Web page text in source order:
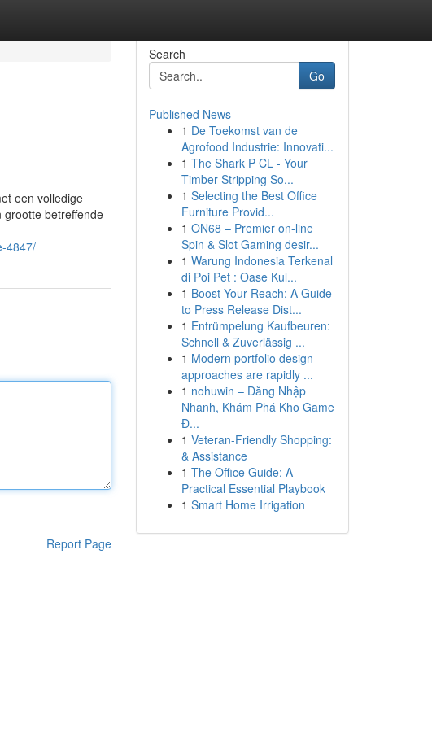
een volledige
grootte betreffende
4847/
Report Page
Search
Go
Published News
1 De Toekomst van de
Agrofood Industrie: Innovati...
1 The Shark P CL - Your
Timber Stripping So...
1 Selecting the Best Office
Furniture Provid...
1 ON68 – Premier on-line
Spin & Slot Gaming desir...
1 Warung Indonesia Terkenal
di Poi Pet : Oase Kul...
1 Boost Your Reach: A Guide
to Press Release Dist...
1 Entrümpelung Kaufbeuren:
Schnell & Zuverlässig ...
1 Modern portfolio design
approaches are rapidly ...
1 nohuwin – Đăng Nhập
Nhanh, Khám Phá Kho Game
Đ...
1 Veteran-Friendly Shopping:
& Assistance
1 The Office Guide: A
Practical Essential Playbook
1 Smart Home Irrigation